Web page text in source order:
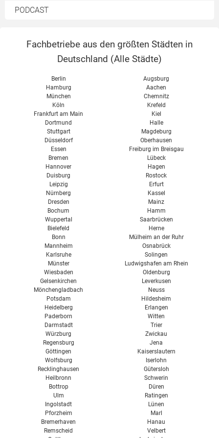
Heizungspumpe Förderung
Wärmetauscher
Abluftanlage
Wohnraumlüftung im Altbau
Wohnraumlüftung im Neubau
Passivhaus Lüftung
Wohnraumlüftung Kosten
Wohnraumlüftung Test
Vent 4000 CC Bosch
PODCAST
Fachbetriebe aus den größten Städten in
Deutschland (Alle Städte)
Berlin
Hamburg
München
Köln
Frankfurt am Main
Dortmund
Stuttgart
Düsseldorf
Essen
Bremen
Hannover
Duisburg
Leipzig
Nürnberg
Dresden
Bochum
Wuppertal
Bielefeld
Bonn
Mannheim
Karlsruhe
Münster
Wiesbaden
Gelsenkirchen
Mönchengladbach
Augsburg
Aachen
Chemnitz
Krefeld
Kiel
Halle
Magdeburg
Oberhausen
Freiburg im Breisgau
Lübeck
Hagen
Rostock
Erfurt
Kassel
Mainz
Hamm
Saarbrücken
Herne
Mülheim an der Ruhr
Osnabrück
Solingen
Ludwigshafen am Rhein
Oldenburg
Leverkusen
Neuss
Potsdam
Heidelberg
Paderborn
Darmstadt
Würzburg
Regensburg
Göttingen
Wolfsburg
Recklinghausen
Heilbronn
Bottrop
Ulm
Ingolstadt
Pforzheim
Bremerhaven
Remscheid
Hildesheim
Erlangen
Witten
Trier
Zwickau
Jena
Kaiserslautern
Iserlohn
Gütersloh
Schwerin
Düren
Ratingen
Lünen
Marl
Hanau
Velbert